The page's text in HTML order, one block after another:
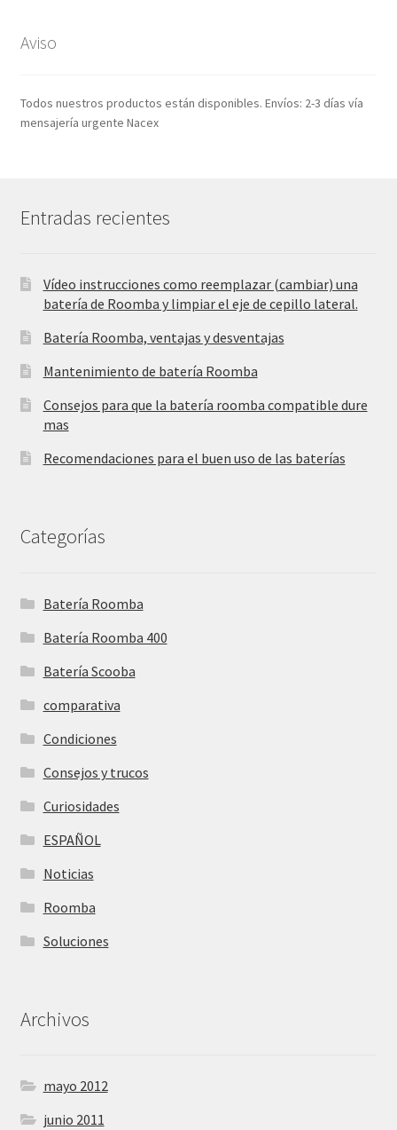
Aviso
Todos nuestros productos están disponibles. Envíos: 2-3 días vía
mensajería urgente Nacex
Entradas recientes
Vídeo instrucciones como reemplazar (cambiar) una
batería de Roomba y limpiar el eje de cepillo lateral.
Batería Roomba, ventajas y desventajas
Mantenimiento de batería Roomba
Consejos para que la batería roomba compatible dure
mas
Recomendaciones para el buen uso de las baterías
Categorías
Batería Roomba
Batería Roomba 400
Batería Scooba
comparativa
Condiciones
Consejos y trucos
Curiosidades
ESPAÑOL
Noticias
Roomba
Soluciones
Archivos
mayo 2012
junio 2011